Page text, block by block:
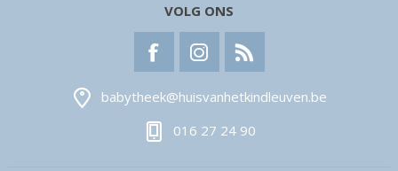
VOLG ONS
babytheek@huisvanhetkindleuven.be
016 27 24 90